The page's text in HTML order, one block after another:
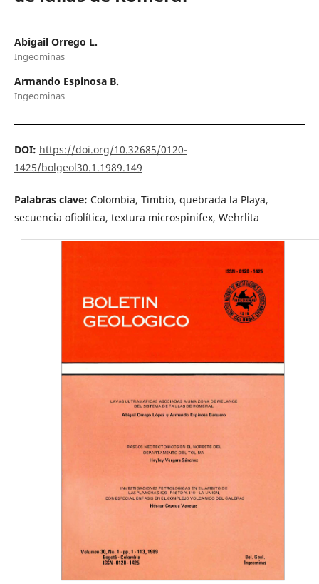
Abigail Orrego L.
Ingeominas
Armando Espinosa B.
Ingeominas
DOI: https://doi.org/10.32685/0120-
1425/bolgeol30.1.1989.149
Palabras clave: Colombia, Timbío, quebrada la Playa,
secuencia ofiolítica, textura microspinifex, Wehrlita